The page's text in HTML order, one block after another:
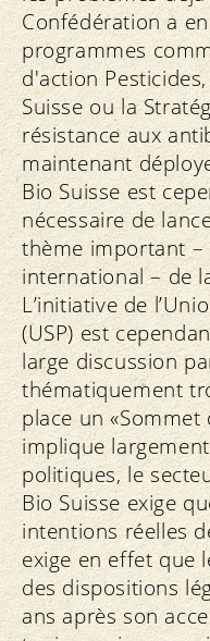
Confédération a
programmes
d'action
Suisse ou la
résistance aux
maintenant
Bio Suisse est
nécessaire de
thème important –
international – de
L’initiative de
(USP) est
large discussion
thématiquement
place un «Sommet
implique
politiques, le
Bio Suisse exige
intentions réelles
exige en effet que
des dispositions
ans après son